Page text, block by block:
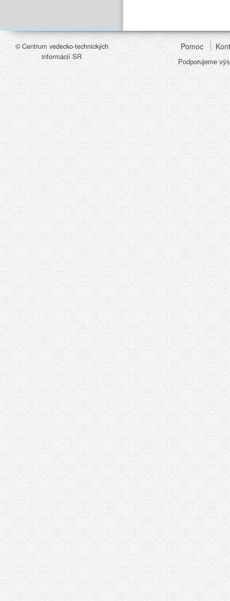
© Centrum vedecko-technických
informácií SR
Pomoc
Podporujeme